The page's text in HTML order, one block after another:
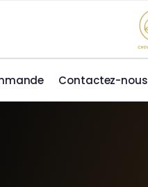
Contactez-nous